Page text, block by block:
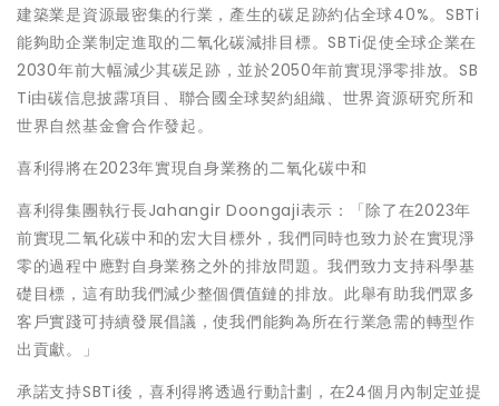
建築業是資源最密集的行業，產生的碳足跡約佔全球40%。SBTi
能夠助企業制定進取的二氧化碳減排目標。SBTi促使全球企業在
2030年前大幅減少其碳足跡，並於2050年前實現淨零排放。SB
Ti由碳信息披露項目、聯合國全球契約組織、世界資源研究所和
世界自然基金會合作發起。
喜利得將在2023年實現自身業務的二氧化碳中和
喜利得集團執行長Jahangir Doongaji表示：「除了在2023年
前實現二氧化碳中和的宏大目標外，我們同時也致力於在實現淨
零的過程中應對自身業務之外的排放問題。我們致力支持科學基
礎目標，這有助我們減少整個價值鏈的排放。此舉有助我們眾多
客戶實踐可持續發展倡議，使我們能夠為所在行業急需的轉型作
出貢獻。」
承諾支持SBTi後，喜利得將透過行動計劃，在24個月內制定並提